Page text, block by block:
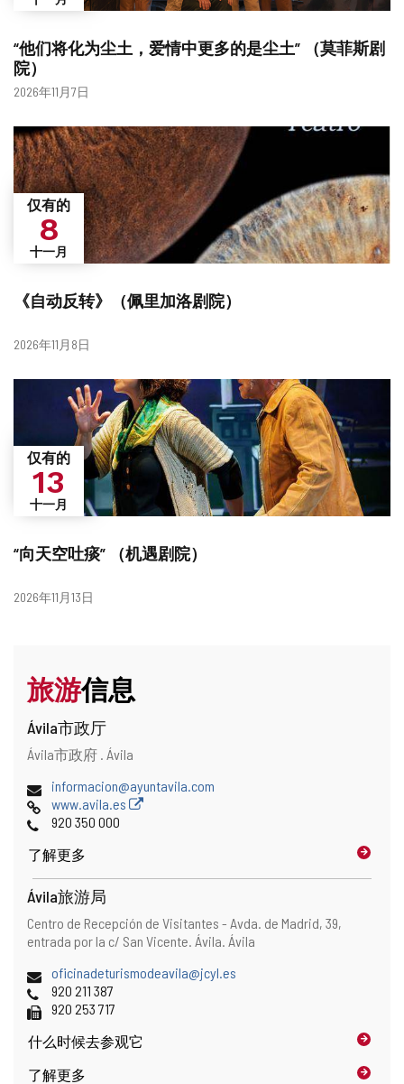
“他们将化为尘土，爱情中更多的是尘土” （莫菲斯剧
院）
日
2026年11月7日
《自动反转》（佩里加洛剧院）
仅有的
8
十一月
日
2026年11月8日
“向天空吐痰” （机遇剧院）
仅有的
13
十一月
日
2026年11月13日
旅游信息
Ávila市政厅
地
邮
地
址
Ávila市政府 . Ávila
电
子
邮
地
址
informacion@ayuntavila.com
网
页
www.avila.es
电
920 350 000
了解更多
Ávila旅游局
地
址
邮
寄
址
Centro de Recepción de Visitantes - Avda. de Madrid, 39,
entrada por la c/ San Vicente. Ávila. Ávila
电
子
邮
件
地
oficinadeturismodeavila@jcyl.es
电
话
920 211 387
传
真
920 253 717
什么时候去参观它
了解更多